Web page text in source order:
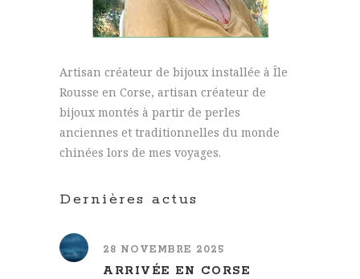
Artisan créateur de bijoux installée à Île
Rousse en Corse, artisan créateur de
bijoux montés à partir de perles
anciennes et traditionnelles du monde
chinées lors de mes voyages.
Dernières actus
28 NOVEMBRE 2025
ARRIVÉE EN CORSE